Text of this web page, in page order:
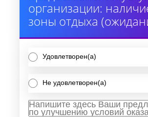
организации:
зоны отдыха
Удовлетворен(а)
Не удовлетворен(а)